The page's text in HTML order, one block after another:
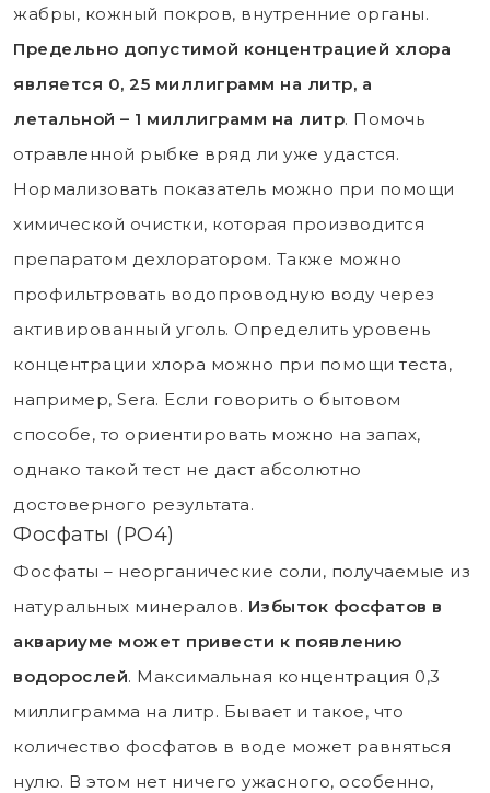
жабры, кожный покров, внутренние органы.
Предельно допустимой концентрацией хлора
является 0, 25 миллиграмм на литр, а
летальной – 1 миллиграмм на литр. Помочь
отравленной рыбке вряд ли уже удастся.
Нормализовать показатель можно при помощи
химической очистки, которая производится
препаратом дехлоратором. Также можно
профильтровать водопроводную воду через
активированный уголь. Определить уровень
концентрации хлора можно при помощи теста,
например, Sera. Если говорить о бытовом
способе, то ориентировать можно на запах,
однако такой тест не даст абсолютно
достоверного результата.
Фосфаты (РО4)
Фосфаты – неорганические соли, получаемые из
натуральных минералов. Избыток фосфатов в
аквариуме может привести к появлению
водорослей. Максимальная концентрация 0,3
миллиграмма на литр. Бывает и такое, что
количество фосфатов в воде может равняться
нулю. В этом нет ничего ужасного, особенно,